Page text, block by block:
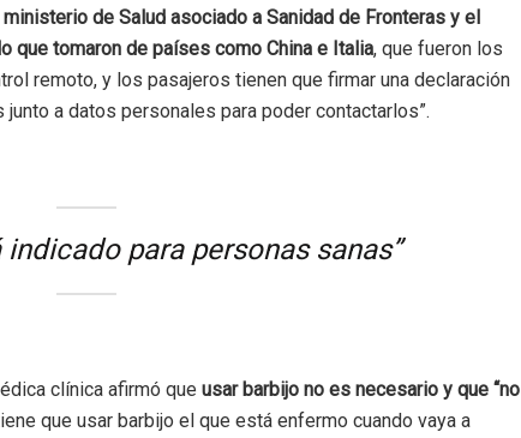
de Salud asociado a Sanidad de Fronteras y el
que tomaron de países como China e Italia, que fueron los
remoto, y los pasajeros tienen que firmar una declaración
a datos personales para poder contactarlos”.
indicado para personas sanas”
clínica afirmó que usar barbijo no es necesario y que “no
que usar barbijo el que está enfermo cuando vaya a